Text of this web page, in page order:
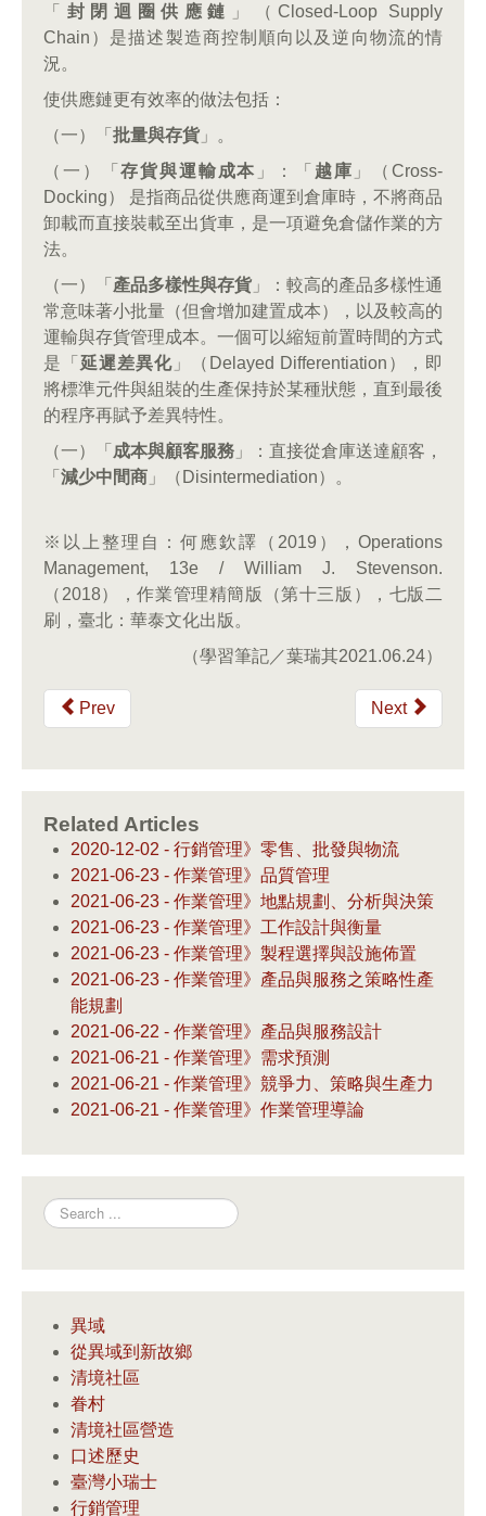
「 封閉迴圈供應鏈
」（Closed-Loop Supply
Chain）是描述製造商控制順向以及逆向物流的情
況。
使供應鏈更有效率的做法包括：
（一）「 批量與存貨 」。
（一）「存貨與運輸成本 」：「 越庫 」（Cross-
Docking） 是指商品從供應商運到倉庫時，不將商品
卸載而直接裝載至出貨車，是一項避免倉儲作業的方
法。
（一）「 產品多樣性與存貨 」：較高的產品多樣性通
常意味著小批量（但會增加建置成本），以及較高的
運輸與存貨管理成本。一個可以縮短前置時間的方式
是「 延遲差異化 」（Delayed Differentiation），即
將標準元件與組裝的生產保持於某種狀態，直到最後
的程序再賦予差異特性。
（一）「 成本與顧客服務 」：直接從倉庫送達顧客，
「 減少中間商 」（Disintermediation）。
※以上整理自：何應欽譯（2019），Operations
Management, 13e / William J. Stevenson.
（2018），作業管理精簡版（第十三版），七版二
刷，臺北：華泰文化出版。
（學習筆記／葉瑞其2021.06.24）
Prev Next
Related Articles
2020-12-02 - 行銷管理》零售、批發與物流
2021-06-23 - 作業管理》品質管理
2021-06-23 - 作業管理》地點規劃、分析與決策
2021-06-23 - 作業管理》工作設計與衡量
2021-06-23 - 作業管理》製程選擇與設施佈置
2021-06-23 - 作業管理》產品與服務之策略性產
能規劃
2021-06-22 - 作業管理》產品與服務設計
2021-06-21 - 作業管理》需求預測
2021-06-21 - 作業管理》競爭力、策略與生產力
2021-06-21 - 作業管理》作業管理導論
Search
異域
從異域到新故鄉
清境社區
眷村
清境社區營造
口述歷史
臺灣小瑞士
行銷管理